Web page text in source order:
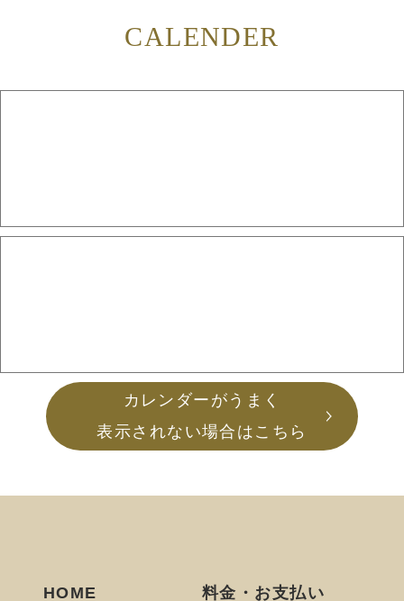
CALENDER
カレンダーがうまく
表示されない場合はこちら
HOME 料金・お支払い